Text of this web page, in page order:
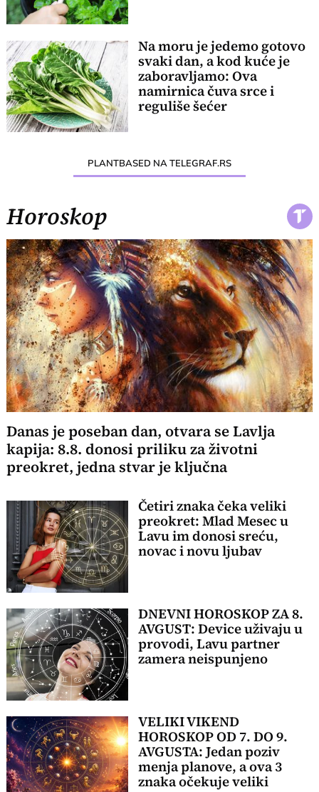
Na moru je jedemo gotovo
svaki dan, a kod kuće je
zaboravljamo: Ova
namirnica čuva srce i
reguliše šećer
PLANTBASED NA TELEGRAF.RS
Horoskop
Danas je poseban dan, otvara se Lavlja
kapija: 8.8. donosi priliku za životni
preokret, jedna stvar je ključna
Četiri znaka čeka veliki
preokret: Mlad Mesec u
Lavu im donosi sreću,
novac i novu ljubav
DNEVNI HOROSKOP ZA 8.
AVGUST: Device uživaju u
provodi, Lavu partner
zamera neispunjeno
VELIKI VIKEND
HOROSKOP OD 7. DO 9.
AVGUSTA: Jedan poziv
menja planove, a ova 3
znaka očekuje veliki